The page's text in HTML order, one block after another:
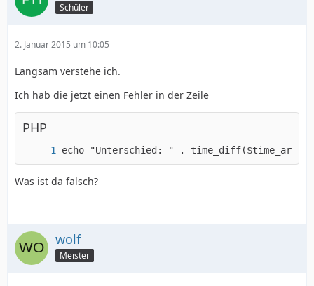
Schüler
2. Januar 2015 um 10:05
Langsam verstehe ich.
Ich hab die jetzt einen Fehler in der Zeile
PHP
echo "Unterschied: " .
Was ist da falsch?
wolf
Meister